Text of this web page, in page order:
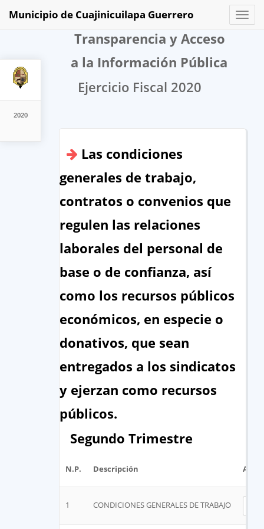
2020
Toggle
Municipio de Cuajinicuilapa Guerrero
Transparencia y Acceso
a la Información Pública
Ejercicio Fiscal 2020
Las condiciones
generales de trabajo,
contratos o convenios que
regulen las relaciones
laborales del personal de
base o de confianza, así
como los recursos públicos
económicos, en especie o
donativos, que sean
entregados a los sindicatos
y ejerzan como recursos
públicos.
Segundo Trimestre
N.P. Descripción
1 CONDICIONES GENERALES DE TRABAJO